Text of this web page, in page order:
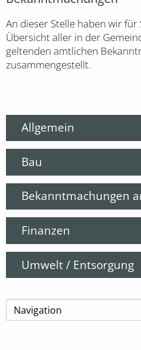
An dieser Stelle haben wir
Übersicht aller in der
geltenden amtlichen
zusammengestellt.
Allgemein
Bau
Bekanntmachungen
Finanzen
Umwelt / Entsorgung